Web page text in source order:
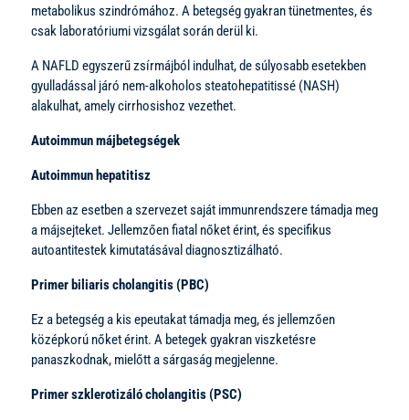
metabolikus szindrómához. A betegség gyakran tünetmentes, és
csak laboratóriumi vizsgálat során derül ki.
A NAFLD egyszerű zsírmájból indulhat, de súlyosabb esetekben
gyulladással járó nem-alkoholos steatohepatitissé (NASH)
alakulhat, amely cirrhosishoz vezethet.
Autoimmun májbetegségek
Autoimmun hepatitisz
Ebben az esetben a szervezet saját immunrendszere támadja meg
a májsejteket. Jellemzően fiatal nőket érint, és specifikus
autoantitestek kimutatásával diagnosztizálható.
Primer biliaris cholangitis (PBC)
Ez a betegség a kis epeutakat támadja meg, és jellemzően
középkorú nőket érint. A betegek gyakran viszketésre
panaszkodnak, mielőtt a sárgaság megjelenne.
Primer szklerotizáló cholangitis (PSC)